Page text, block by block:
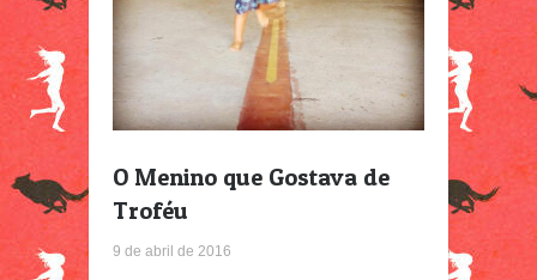
O Menino que Gostava de
Troféu
9 de abril de 2016